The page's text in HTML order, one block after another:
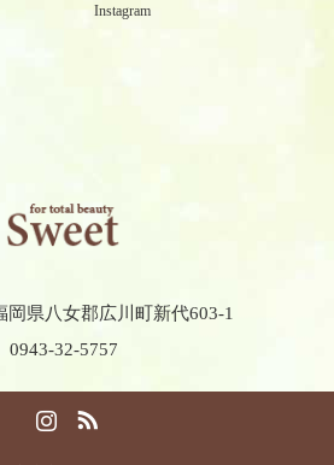
Instagram
岡県八女郡広川町新代603-1
0943-32-5757